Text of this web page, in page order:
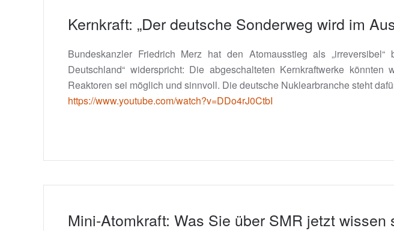
Kernkraft: „Der deutsche Sonderweg wird im
Bundeskanzler Friedrich Merz hat den Atomausstieg als
Deutschland“ widerspricht: Die abgeschalteten Kernkraftwerke
Reaktoren sei möglich und sinnvoll. Die deutsche Nuklearbranche steht
https://www.youtube.com/watch?v=DDo4rJ0CtbI
Mini-Atomkraft: Was Sie über SMR jetzt wissen